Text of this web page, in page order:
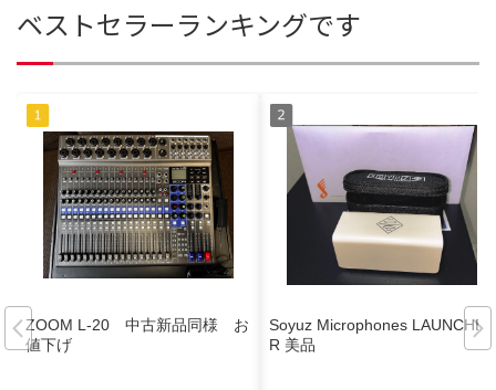
ベストセラーランキングです
ZOOM L-20 中古新品同様 お
値下げ
Soyuz Microphones LAUNCHE
R 美品